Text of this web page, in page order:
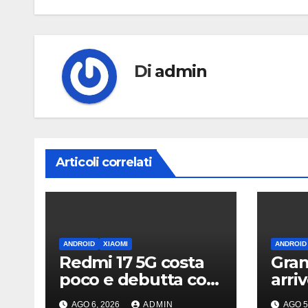
Di admin
Articoli correlati
ANDROID XIAOMI
Redmi 17 5G costa
poco e debutta con
display da quasi 7
AGO 6, 2026 ADMIN
ANDROID
AGO